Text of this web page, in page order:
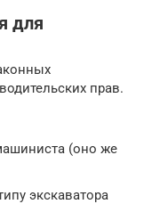
для
прав.
(оно же
экскаватора